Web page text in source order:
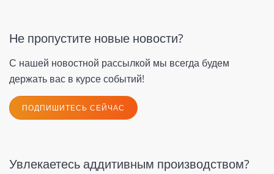
Не пропустите новые новости?
С нашей новостной рассылкой мы всегда будем
держать вас в курсе событий!
ПОДПИШИТЕСЬ СЕЙЧАС
Увлекаетесь аддитивным производством?